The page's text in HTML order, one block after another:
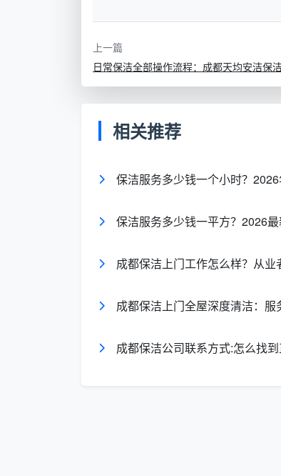
工具类别 具体物品
清洁工具 扫把、拖把、簸
辅助工具 刮水器、小刷
专业清洁剂分类指南
多功能清洁剂：适用于大多数硬表
上一篇
日常保洁全部操作流程：成都天均安洁保
相关推荐
保洁服务多少钱一个小时？
保洁服务多少钱一平方？2026
成都保洁上门工作怎么样？从
成都保洁上门全屋深度清洁：
成都保洁公司联系方式:怎么找